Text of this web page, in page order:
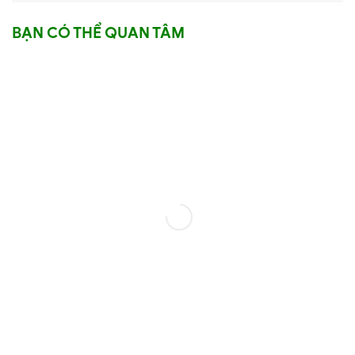
BẠN CÓ THỂ QUAN TÂM